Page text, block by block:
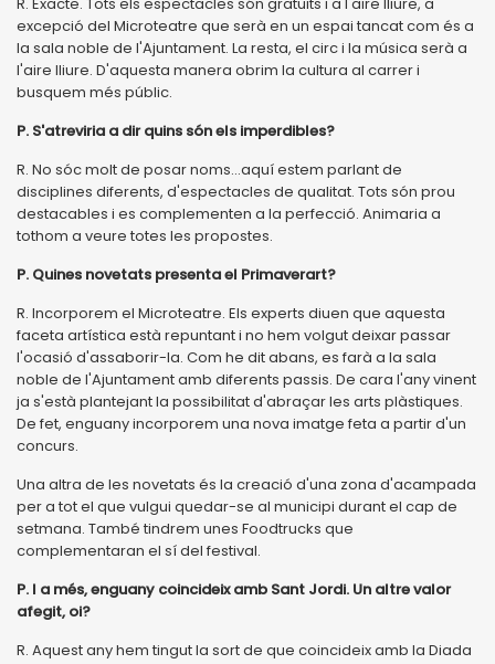
excepció del Microteatre que serà en un espai tancat com és a
la sala noble de l'Ajuntament. La resta, el circ i la música serà a
l'aire lliure. D'aquesta manera obrim la cultura al carrer i
busquem més públic.
P. S'atreviria a dir quins són els imperdibles?
R. No sóc molt de posar noms...aquí estem parlant de
disciplines diferents, d'espectacles de qualitat. Tots són prou
destacables i es complementen a la perfecció. Animaria a
tothom a veure totes les propostes.
P. Quines novetats presenta el Primaverart?
R. Incorporem el Microteatre. Els experts diuen que aquesta
faceta artística està repuntant i no hem volgut deixar passar
l'ocasió d'assaborir-la. Com he dit abans, es farà a la sala
noble de l'Ajuntament amb diferents passis. De cara l'any vinent
ja s'està plantejant la possibilitat d'abraçar les arts plàstiques.
De fet, enguany incorporem una nova imatge feta a partir d'un
concurs.
Una altra de les novetats és la creació d'una zona d'acampada
per a tot el que vulgui quedar-se al municipi durant el cap de
setmana. També tindrem unes Foodtrucks que
complementaran el sí del festival.
P. I a més, enguany coincideix amb Sant Jordi. Un altre valor
afegit, oi?
R. Aquest any hem tingut la sort de que coincideix amb la Diada